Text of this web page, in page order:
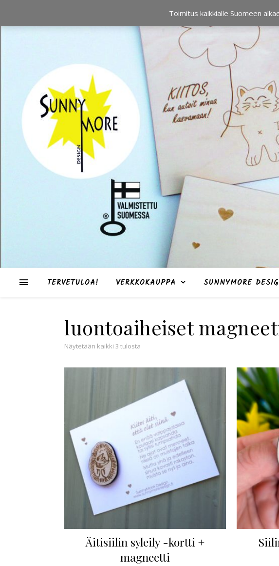
TERVETULOA! VERKKOKAUPPA SUNNYMORE
luontoaiheiset
Näytetään kaikki 3 tulosta
Äitisiilin syleily -kortti +
magneetti
Toimitus kaikkialle Suomeen